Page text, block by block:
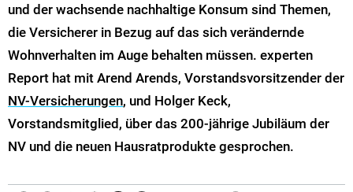
und der wachsende nachhaltige Konsum sind Themen,
die Versicherer in Bezug auf das sich verändernde
Wohnverhalten im Auge behalten müssen. experten
Report hat mit Arend Arends, Vorstandsvorsitzender der
NV-Versicherungen, und Holger Keck,
Vorstandsmitglied, über das 200-jährige Jubiläum der
NV und die neuen Hausratprodukte gesprochen.